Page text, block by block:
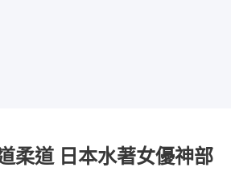
柔道 日本水著女優神部